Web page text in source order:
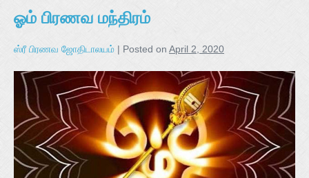
ஓம் பிரணவ மந்திரம்
ஸ்ரீ பிரணவ ஜோதிடாலயம் | Posted on April 2, 2020